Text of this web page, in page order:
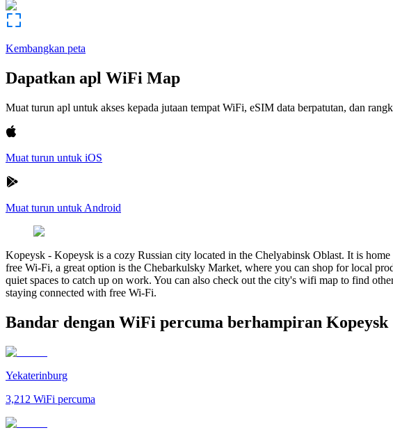
Kembangkan peta
Dapatkan apl WiFi Map
Muat turun apl untuk akses kepada jutaan tempat WiFi, eSIM data berpatutan, dan
Muat turun untuk iOS
Muat turun untuk Android
Kopeysk - Kopeysk is a cozy Russian city located in the Chelyabinsk Oblast. It is
free Wi-Fi, a great option is the Chebarkulsky Market, where you can shop for local
quiet spaces to catch up on work. You can also check out the city's wifi map to find
staying connected with free Wi-Fi.
Bandar dengan WiFi percuma berhampiran Kopeysk
Yekaterinburg
3,212 WiFi percuma